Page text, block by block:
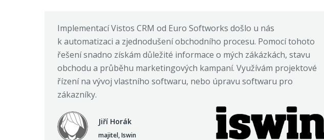
Implementací Vistos CRM od Euro Softworks došlo u nás
k automatizaci a zjednodušení obchodního procesu. Pomocí tohoto
řešení snadno získám důležité informace o mých zákázkách, stavu
obchodu a průběhu marketingových kampaní. Využívám projektové
řízení na vývoj vlastního softwaru, nebo úpravu softwaru pro
zákazníky.
Jiří Horák
majitel, Iswin